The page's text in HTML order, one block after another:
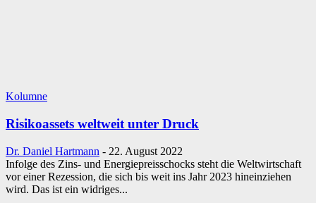
Kolumne
Risikoassets weltweit unter Druck
Dr. Daniel Hartmann - 22. August 2022
Infolge des Zins- und Energiepreisschocks steht die Weltwirtschaft
vor einer Rezession, die sich bis weit ins Jahr 2023 hineinziehen
wird. Das ist ein widriges...